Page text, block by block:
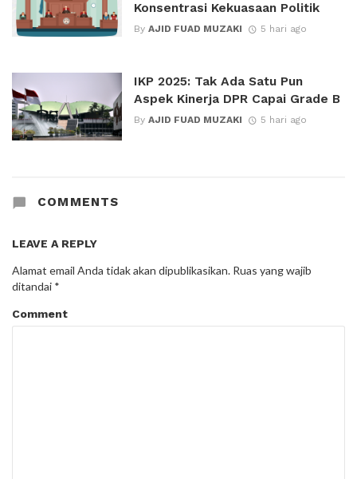
Konsentrasi Kekuasaan Politik
By AJID FUAD MUZAKI 5 hari ago
IKP 2025: Tak Ada Satu Pun
Aspek Kinerja DPR Capai Grade B
By AJID FUAD MUZAKI 5 hari ago
COMMENTS
LEAVE A REPLY
Alamat email Anda tidak akan dipublikasikan. Ruas yang wajib
ditandai *
Comment